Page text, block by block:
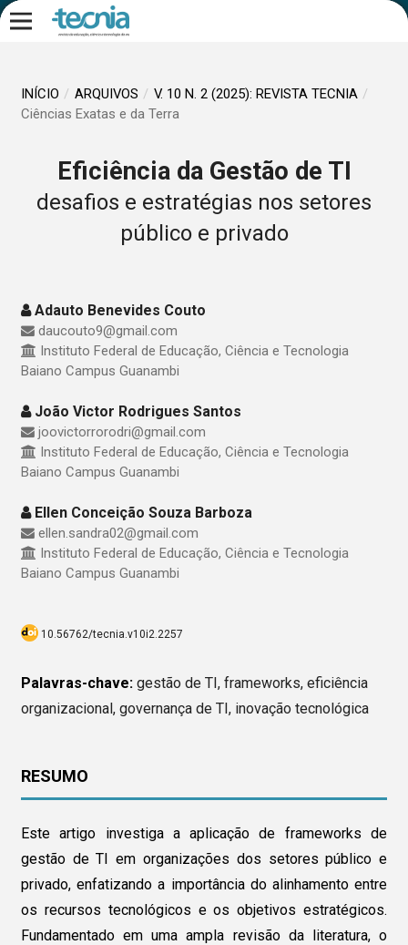
INÍCIO / ARQUIVOS / V. 10 N. 2 (2025): REVISTA TECNIA /
Ciências Exatas e da Terra
Eficiência da Gestão de TI
desafios e estratégias nos setores
público e privado
Adauto Benevides Couto
daucouto9@gmail.com
Instituto Federal de Educação, Ciência e Tecnologia
Baiano Campus Guanambi
João Victor Rodrigues Santos
joovictorrorodri@gmail.com
Instituto Federal de Educação, Ciência e Tecnologia
Baiano Campus Guanambi
Ellen Conceição Souza Barboza
ellen.sandra02@gmail.com
Instituto Federal de Educação, Ciência e Tecnologia
Baiano Campus Guanambi
10.56762/tecnia.v10i2.2257
Palavras-chave: gestão de TI, frameworks, eficiência
organizacional, governança de TI, inovação tecnológica
RESUMO
Este artigo investiga a aplicação de frameworks de
gestão de TI em organizações dos setores público e
privado, enfatizando a importância do alinhamento entre
os recursos tecnológicos e os objetivos estratégicos.
Fundamentado em uma ampla revisão da literatura, o